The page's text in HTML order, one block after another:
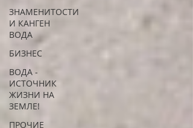
ЗНАМЕНИТОСТИ
И КАНГЕН
ВОДА
БИЗНЕС
ВОДА -
ИСТОЧНИК
ЖИЗНИ НА
ЗЕМЛЕ!
ПРОЧИЕ